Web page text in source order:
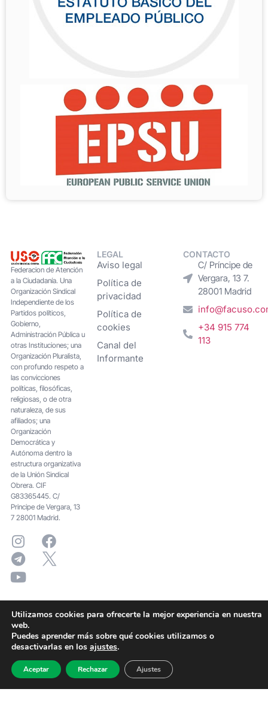
Federacion de Atención
a la Ciudadanía. Una
Organización Sindical
Independiente de los
Partidos políticos,
Gobierno,
Administración Pública u
otras Instituciones; una
Organización Pluralista,
con profundo respeto a
las convicciones
políticas, filosóficas,
religiosas, o de otra
naturaleza, de sus
afiliados; una
Organización
Democrática y
Autónoma dentro la
estructura organizativa
de la Unión Sindical
Obrera. CIF
G83365445. C/
Principe de Vergara, 13
7 28001 Madrid.
LEGAL
Aviso legal
Política de
privacidad
Política de
cookies
Canal del
Informante
CONTACTO
C/ Príncipe de
Vergara, 13 7.
28001 Madrid
+34 915 774
113
Utilizamos cookies para ofrecerte la mejor experiencia en nuestra
web.
Puedes aprender más sobre qué cookies utilizamos o
desactivarlas en los ajustes.
Aceptar Rechazar Ajustes